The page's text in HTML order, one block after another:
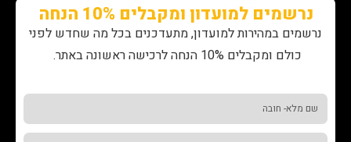
נרשמים למועדון ומקבלים 10% הנחה
נרשמים במהירות למועדון, מתעדכנים בכל מה שחדש לפני
כולם ומקבלים 10% הנחה לרכישה ראשונה באתר.